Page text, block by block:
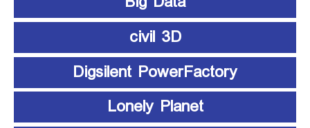
civil 3D
Digsilent PowerFactory
Lonely Planet